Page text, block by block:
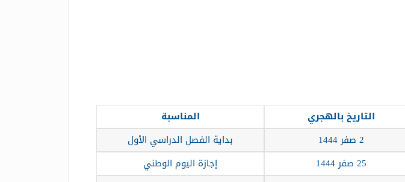
التاريخ بالهجري
المناسبة
2 صفر 1444
بداية الفصل الدراسي الأول
25 صفر 1444
إجازة اليوم الوطني